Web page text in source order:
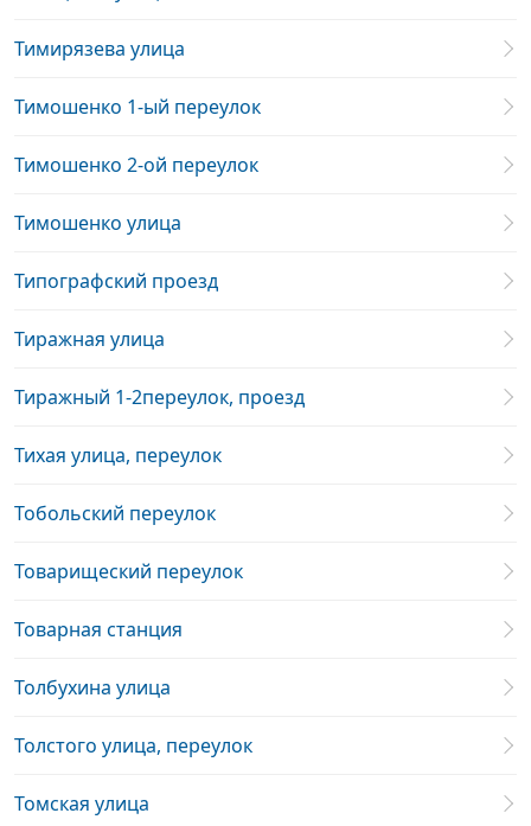
Тимирязева улица
Тимошенко 1-ый переулок
Тимошенко 2-ой переулок
Тимошенко улица
Типографский проезд
Тиражная улица
Тиражный 1-2переулок, проезд
Тихая улица, переулок
Тобольский переулок
Товарищеский переулок
Товарная станция
Толбухина улица
Толстого улица, переулок
Томская улица